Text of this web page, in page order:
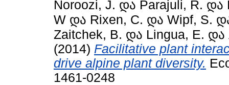
Noroozi, J. და Parajuli, R. და
W და Rixen, C. და Wipf, S.
Zaitchek, B. და Lingua, E. და
(2014) Facilitative plant
drive alpine plant diversity.
1461-0248